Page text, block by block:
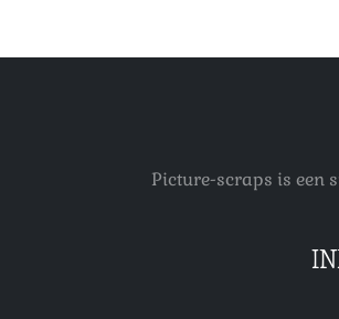
Picture-scraps is een